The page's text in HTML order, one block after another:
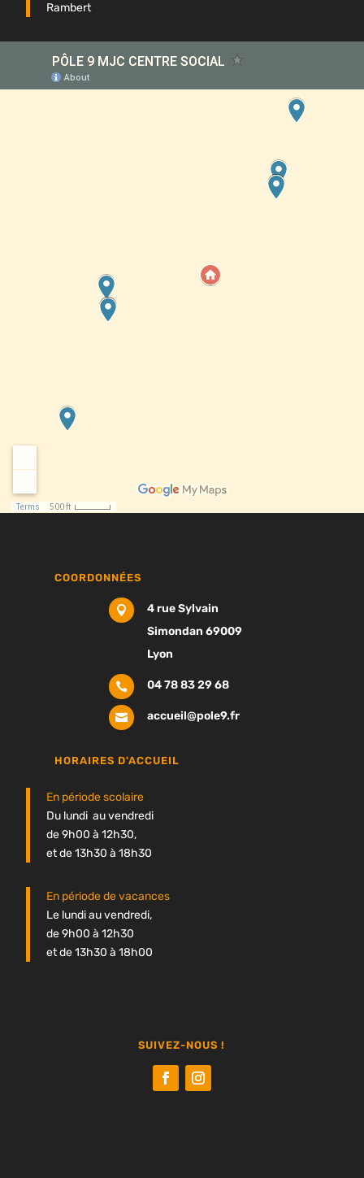
Rambert
COORDONNÉES

4 rue Sylvain
Simondan 69009
Lyon
 04 78 83 29 68
 accueil@pole9.fr
HORAIRES D'ACCUEIL
En période scolaire
Du lundi au vendredi
de 9h00 à 12h30,
et de 13h30 à 18h30
En période de vacances
Le lundi au vendredi,
de 9h00 à 12h30
et de 13h30 à 18h00
SUIVEZ-NOUS !